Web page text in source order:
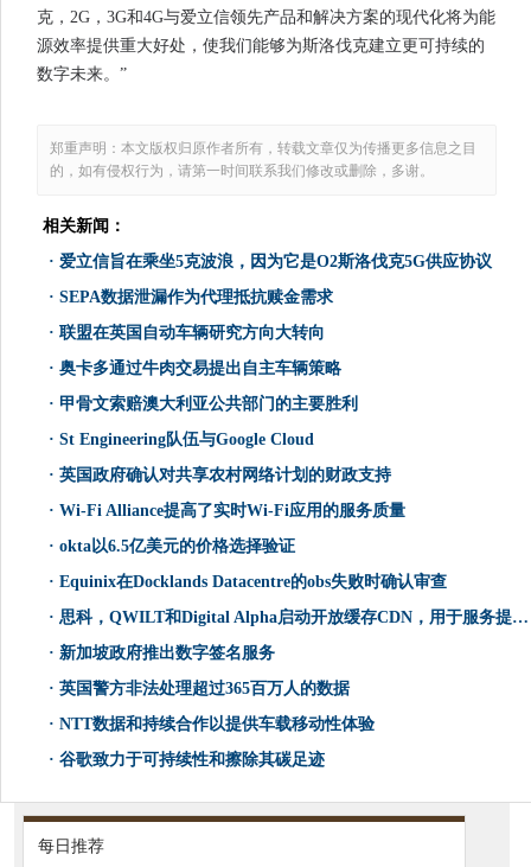
克，2G，3G和4G与爱立信领先产品和解决方案的现代化将为能
源效率提供重大好处，使我们能够为斯洛伐克建立更可持续的
数字未来。”
郑重声明：本文版权归原作者所有，转载文章仅为传播更多信息之目
的，如有侵权行为，请第一时间联系我们修改或删除，多谢。
相关新闻：
· 爱立信旨在乘坐5克波浪，因为它是O2斯洛伐克5G供应协议
· SEPA数据泄漏作为代理抵抗赎金需求
· 联盟在英国自动车辆研究方向大转向
· 奥卡多通过牛肉交易提出自主车辆策略
· 甲骨文索赔澳大利亚公共部门的主要胜利
· St Engineering队伍与Google Cloud
· 英国政府确认对共享农村网络计划的财政支持
· Wi-Fi Alliance提高了实时Wi-Fi应用的服务质量
· okta以6.5亿美元的价格选择验证
· Equinix在Docklands Datacentre的obs失败时确认审查
· 思科，QWILT和Digital Alpha启动开放缓存CDN，用于服务提供商
· 新加坡政府推出数字签名服务
· 英国警方非法处理超过365百万人的数据
· NTT数据和持续合作以提供车载移动性体验
· 谷歌致力于可持续性和擦除其碳足迹
每日推荐